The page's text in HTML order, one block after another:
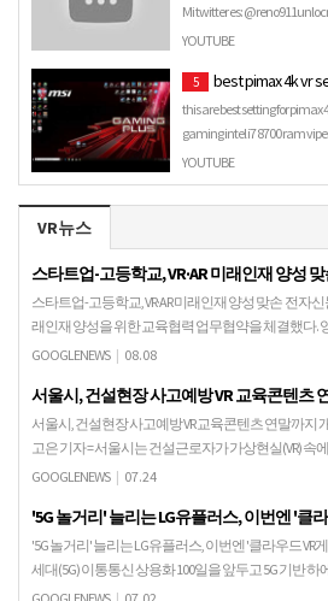
Mi twitter es:
YOUTUBE
5 best pimax 4k vr
this are best setting for pimax
gaming intel i7 8700 ram
YOUTUBE
VR뉴스
스타트업-고등학교, VR·AR 미래인재 양성
스타트업-고등학교, VR·AR 미래인재 양성 맞손 전자신
래인재 양성을 위한 교육협력 업무협약을 체결했다.
리 지원사업 상호협력, 진로직업체험교육…
GOOGLENEWS | 08.08
서울시, 건설현장 사고예방 VR 교육콘텐츠
서울시, 건설현장 사고예방 VR 교육콘텐츠 연말까지
고은 기자 = 서울시는 건설근로자가 가상현실(VR)
하게 경험할 수 있는 가상현실 교육 콘텐츠를 …
GOOGLENEWS | 07.24
'5G 놀거리' 늘리는 LG유플러스, 이번엔 '클
'5G 놀거리' 늘리는 LG유플러스, 이번엔 '클라우드
세대(5G) 이통통신 상용화 100일을 앞두고 5G 기반 하
을 올리고 있다. 프로야구와 …